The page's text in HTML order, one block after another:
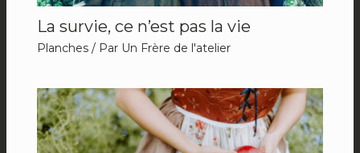
La survie, ce n’est pas la vie
Planches/ Par Un Frère de l'atelier